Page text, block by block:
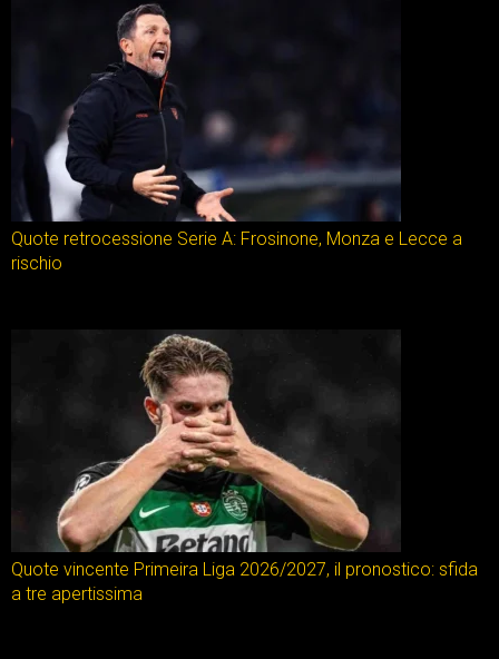
Quote retrocessione Serie A: Frosinone, Monza e Lecce a
rischio
Quote vincente Primeira Liga 2026/2027, il pronostico: sfida
a tre apertissima